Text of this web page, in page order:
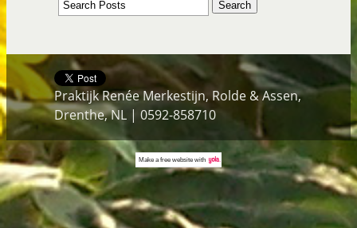
Praktijk Renée Merkestijn, Rolde & Assen,
Drenthe, NL | 0592-858710
Make a free websitewith